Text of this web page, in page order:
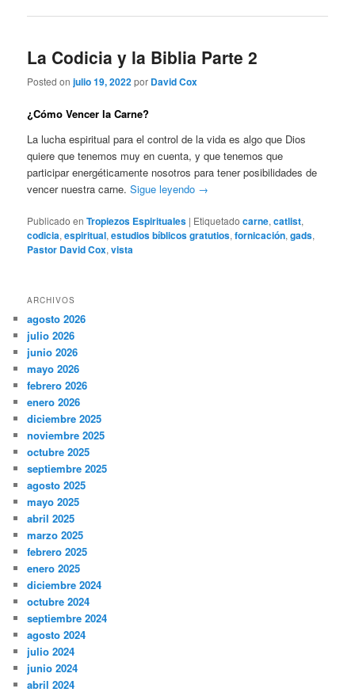
La Codicia y la Biblia Parte 2
Posted onjulio 19, 2022por David Cox
¿Cómo Vencer la Carne?
La lucha espiritual para el control de la vida es algo que Dios
quiere que tenemos muy en cuenta, y que tenemos que
participar energéticamente nosotros para tener posibilidades de
vencer nuestra carne.Sigue leyendo →
Publicado en Tropiezos Espirituales | Etiquetado carne,catlist,
codicia,espiritual,estudios bíblicos gratutios,fornicación,gads,
Pastor David Cox,vista
ARCHIVOS
agosto 2026
julio 2026
junio 2026
mayo 2026
febrero 2026
enero 2026
diciembre 2025
noviembre 2025
octubre 2025
septiembre 2025
agosto 2025
mayo 2025
abril 2025
marzo 2025
febrero 2025
enero 2025
diciembre 2024
octubre 2024
septiembre 2024
agosto 2024
julio 2024
junio 2024
abril 2024